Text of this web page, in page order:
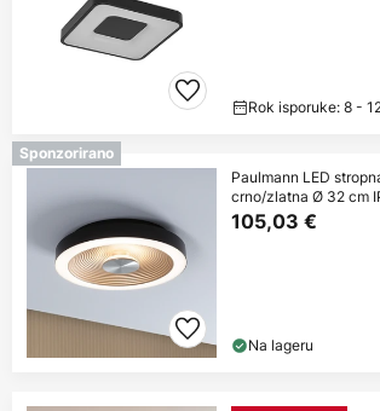
Rok isporuke: 8 -
Sponzorirano
Paulmann LED
crno/zlatna Ø 32 cm
105,03 €
Na lageru